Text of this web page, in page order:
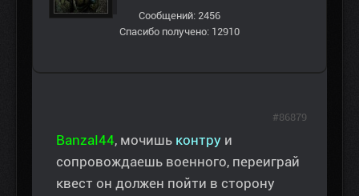
Сообщений: 2456
Спасибо получено: 12910
BanzaI44, мочишь контру и
сопровождаешь военного, переиграй
квест он должен пойти в сторону
#86879